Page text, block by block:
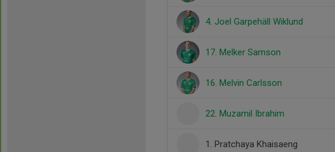
4. Joel Garpehäll Wiklund
17. Melker Samson
16. Melvin Carlsson
22. Muzamil Ibrahim
1. Pratchaya Khaisaeng